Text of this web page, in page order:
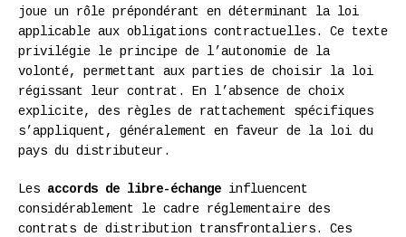
joue un rôle prépondérant en déterminant la loi
applicable aux obligations contractuelles. Ce texte
privilégie le principe de l’autonomie de la
volonté, permettant aux parties de choisir la loi
régissant leur contrat. En l’absence de choix
explicite, des règles de rattachement spécifiques
s’appliquent, généralement en faveur de la loi du
pays du distributeur.
Les accords de libre-échange influencent
considérablement le cadre réglementaire des
contrats de distribution transfrontaliers. Ces